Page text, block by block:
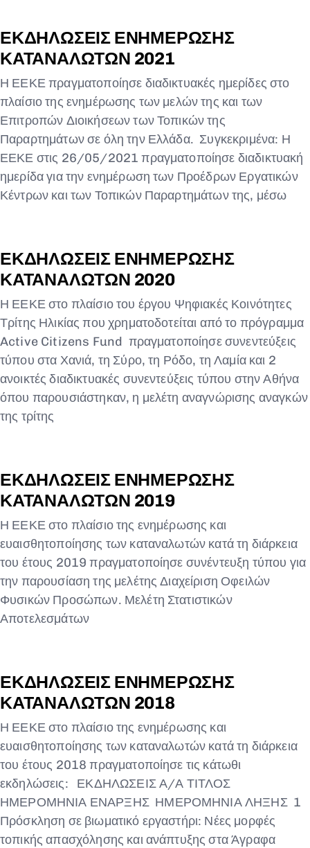
ΕΚΔΗΛΩΣΕΙΣ ΕΝΗΜΕΡΩΣΗΣ
ΚΑΤΑΝΑΛΩΤΩΝ 2021
Η ΕΕΚΕ πραγματοποίησε διαδικτυακές ημερίδες στο
πλαίσιο της ενημέρωσης των μελών της και των
Επιτροπών Διοικήσεων των Τοπικών της
Παραρτημάτων σε όλη την Ελλάδα. Συγκεκριμένα: Η
ΕΕΚΕ στις 26/05/2021 πραγματοποίησε διαδικτυακή
ημερίδα για την ενημέρωση των Προέδρων Εργατικών
Κέντρων και των Τοπικών Παραρτημάτων της, μέσω
ΕΚΔΗΛΩΣΕΙΣ ΕΝΗΜΕΡΩΣΗΣ
ΚΑΤΑΝΑΛΩΤΩΝ 2020
Η ΕΕΚΕ στο πλαίσιο του έργου Ψηφιακές Κοινότητες
Τρίτης Ηλικίας που χρηματοδοτείται από το πρόγραμμα
Active Citizens Fund πραγματοποίησε συνεντεύξεις
τύπου στα Χανιά, τη Σύρο, τη Ρόδο, τη Λαμία και 2
ανοικτές διαδικτυακές συνεντεύξεις τύπου στην Αθήνα
όπου παρουσιάστηκαν, η μελέτη αναγνώρισης αναγκών
της τρίτης
ΕΚΔΗΛΩΣΕΙΣ ΕΝΗΜΕΡΩΣΗΣ
ΚΑΤΑΝΑΛΩΤΩΝ 2019
Η ΕΕΚΕ στο πλαίσιο της ενημέρωσης και
ευαισθητοποίησης των καταναλωτών κατά τη διάρκεια
του έτους 2019 πραγματοποίησε συνέντευξη τύπου για
την παρουσίαση της μελέτης Διαχείριση Οφειλών
Φυσικών Προσώπων. Μελέτη Στατιστικών
Αποτελεσμάτων
ΕΚΔΗΛΩΣΕΙΣ ΕΝΗΜΕΡΩΣΗΣ
ΚΑΤΑΝΑΛΩΤΩΝ 2018
Η ΕΕΚΕ στο πλαίσιο της ενημέρωσης και
ευαισθητοποίησης των καταναλωτών κατά τη διάρκεια
του έτους 2018 πραγματοποίησε τις κάτωθι
εκδηλώσεις: ΕΚΔΗΛΩΣΕΙΣ Α/Α ΤΙΤΛΟΣ
ΗΜΕΡΟΜΗΝΙΑ ΕΝΑΡΞΗΣ ΗΜΕΡΟΜΗΝΙΑ ΛΗΞΗΣ 1
Πρόσκληση σε βιωματικό εργαστήρι: Νέες μορφές
τοπικής απασχόλησης και ανάπτυξης στα Άγραφα